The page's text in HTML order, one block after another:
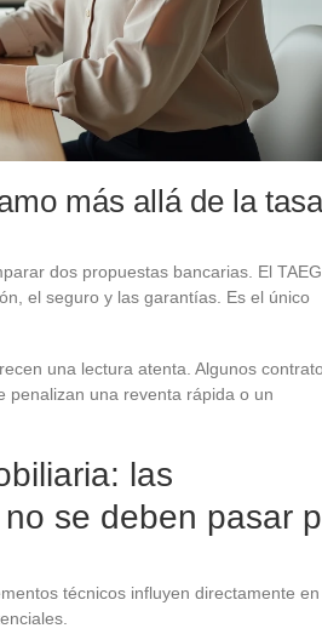
más allá de la tasa
dos propuestas bancarias. El TAEG
el seguro y las garantías. Es el único
una lectura atenta. Algunos
penalizan una reventa rápida o un
las
se deben pasar
técnicos influyen directamente